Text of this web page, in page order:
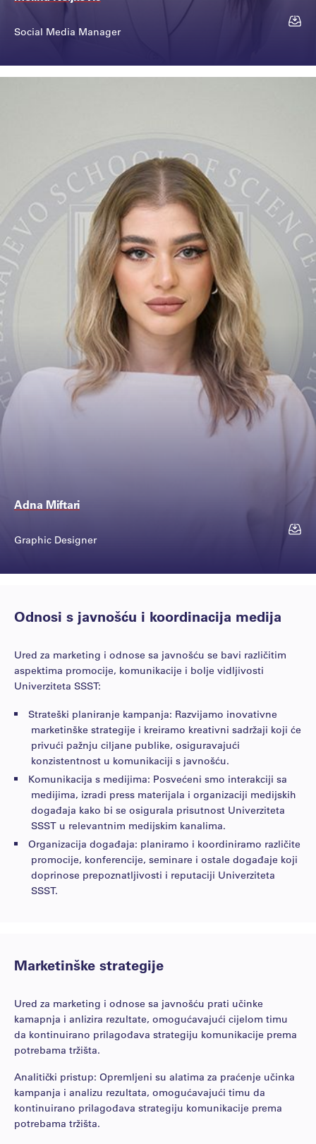
Social Media Manager
Adna Miftari
Graphic Designer
+387 33 975 053
Odnosi s javnošću i koordinacija medija
Ured za marketing i odnose sa javnošću se bavi različitim
aspektima promocije, komunikacije i bolje vidljivosti
Univerziteta SSST:
Strateški planiranje kampanja: Razvijamo inovativne
marketinške strategije i kreiramo kreativni sadržaji koji će
privući pažnju ciljane publike, osiguravajući
konzistentnost u komunikaciji s javnošću.
Komunikacija s medijima: Posvećeni smo interakciji sa
medijima, izradi press materijala i organizaciji medijskih
događaja kako bi se osigurala prisutnost Univerziteta
SSST u relevantnim medijskim kanalima.
Organizacija događaja: planiramo i koordiniramo različite
promocije, konferencije, seminare i ostale događaje koji
doprinose prepoznatljivosti i reputaciji Univerziteta
SSST.
Marketinške strategije
Ured za marketing i odnose sa javnošću prati učinke
kamapnja i anlizira rezultate, omogućavajući cijelom timu
da kontinuirano prilagođava strategiju komunikacije prema
potrebama tržišta.
Analitički pristup: Opremljeni su alatima za praćenje učinka
kampanja i analizu rezultata, omogućavajući timu da
kontinuirano prilagođava strategiju komunikacije prema
potrebama tržišta.